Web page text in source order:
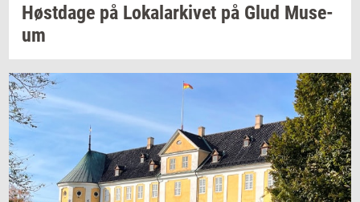
Høst­da­ge på Lo­ka­lar­ki­vet på Glud Mu­se­
um